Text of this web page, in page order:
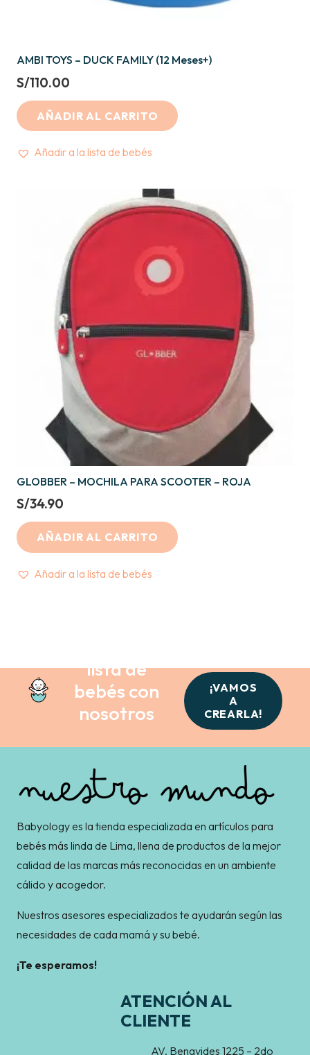
AMBI TOYS – DUCK FAMILY (12 Meses+)
S/110.00
AÑADIR AL CARRITO
Añadir a la lista de bebés
GLOBBER – MOCHILA PARA SCOOTER – ROJA
S/34.90
AÑADIR AL CARRITO
Añadir a la lista de bebés
lista de
bebés con
nosotros
¡VAMOS
A
CREARLA!
Babyology es la tienda especializada en artículos para
bebés más linda de Lima, llena de productos de la mejor
calidad de las marcas más reconocidas en un ambiente
cálido y acogedor.
Nuestros asesores especializados te ayudarán según las
necesidades de cada mamá y su bebé.
¡Te esperamos!
ATENCIÓN AL
CLIENTE
AV. Benavides 1225 – 2do